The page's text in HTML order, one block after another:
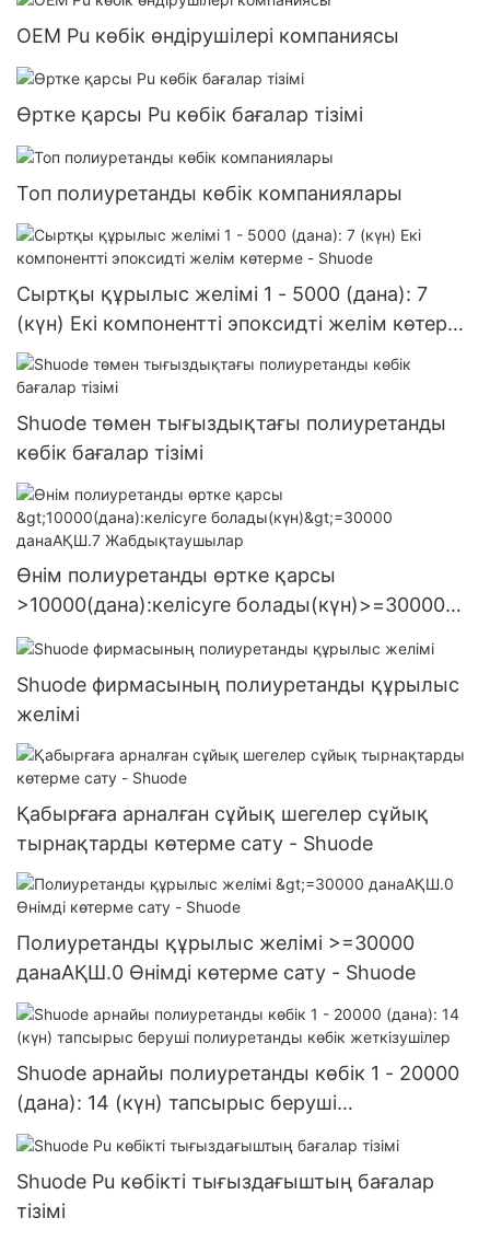
OEM Pu көбік өндірушілері компаниясы
Өртке қарсы Pu көбік бағалар тізімі
Топ полиуретанды көбік компаниялары
Сыртқы құрылыс желімі 1 - 5000 (дана): 7
(күн) Екі компонентті эпоксидті желім көтерме
- Shuode
Shuode төмен тығыздықтағы полиуретанды
көбік бағалар тізімі
Өнім полиуретанды өртке қарсы
>10000(дана):келісуге болады(күн)>=30000
данаАҚШ.7 Жабдықтаушылар
Shuode фирмасының полиуретанды құрылыс
желімі
Қабырғаға арналған сұйық шегелер сұйық
тырнақтарды көтерме сату - Shuode
Полиуретанды құрылыс желімі >=30000
данаАҚШ.0 Өнімді көтерме сату - Shuode
Shuode арнайы полиуретанды көбік 1 - 20000
(дана): 14 (күн) тапсырыс беруші
полиуретанды көбік жеткізушілер
Shuode Pu көбікті тығыздағыштың бағалар
тізімі